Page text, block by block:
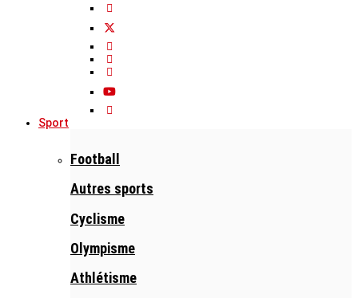
Sport
Football
Autres sports
Cyclisme
Olympisme
Athlétisme